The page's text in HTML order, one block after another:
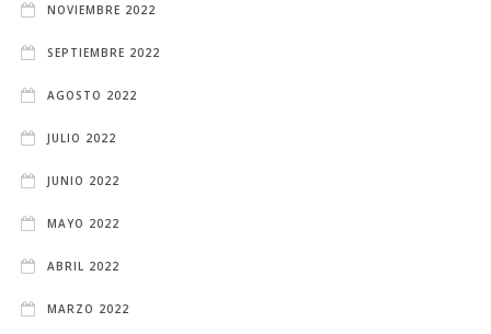
NOVIEMBRE 2022
SEPTIEMBRE 2022
AGOSTO 2022
JULIO 2022
JUNIO 2022
MAYO 2022
ABRIL 2022
MARZO 2022